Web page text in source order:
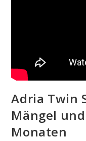
Adria Twin
Mängel
Monaten